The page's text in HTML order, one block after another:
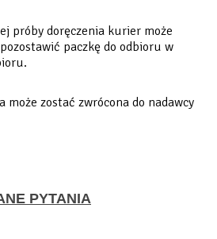
próby doręczenia kurier może
paczkę do odbioru w
może zostać zwrócona do nadawcy
PYTANIA